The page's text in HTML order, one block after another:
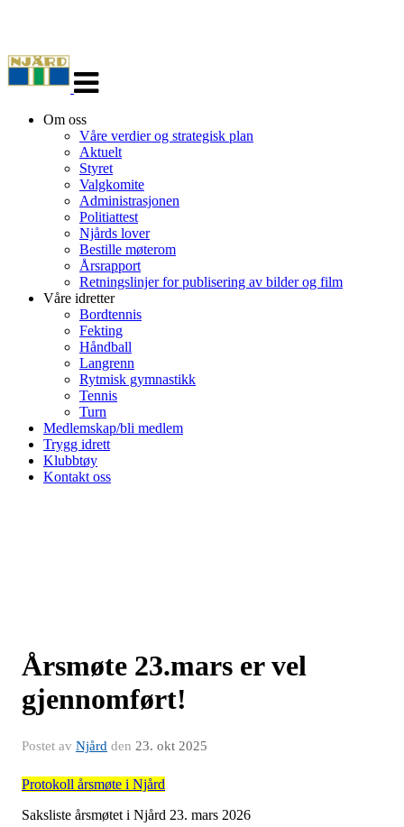
navigasjon
Om oss
Våre verdier og strategisk plan
Aktuelt
Styret
Valgkomite
Administrasjonen
Politiattest
Njårds lover
Bestille møterom
Årsrapport
Retningslinjer for publisering av bilder og film
Våre idretter
Bordtennis
Fekting
Håndball
Langrenn
Rytmisk gymnastikk
Tennis
Turn
Medlemskap/bli medlem
Trygg idrett
Klubbtøy
Kontakt oss
Årsmøte 23.mars er vel
gjennomført!
Postet av Njård den 23. okt 2025
Protokoll årsmøte i Njård
Saksliste årsmøtet i Njård 23. mars 2026